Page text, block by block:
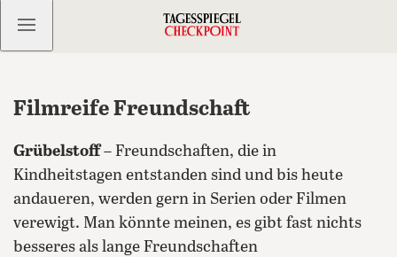
Kostenlos anmelden
Filmreife Freundschaft
Grübelstoff– Freundschaften, die in
Kindheitstagen entstanden sind und bis heute
andaueren, werden gern in Serien oder Filmen
verewigt. Man könnte meinen, es gibt fast nichts
besseres als lange Freundschaften